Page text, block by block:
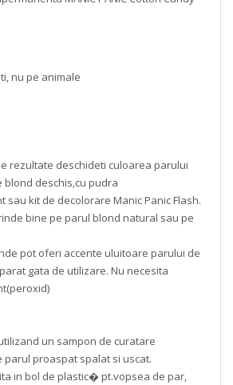
nu pe animale
rezultate deschideti culoarea parului
deschis,cu pudra
sau kit de decolorare Manic Panic Flash.
bine pe parul blond natural sau pe
pot oferi accente uluitoare parului de
gata de utilizare. Nu necesita
un sampon de curatare
parul proaspat spalat si uscat.
in bol de plastic� pt.vopsea de par,